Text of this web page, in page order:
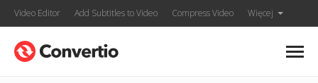
Video Editor Add Subtitles to Video Compress Video Więcej